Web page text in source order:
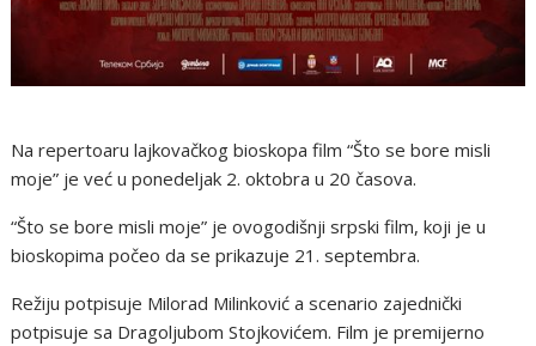
Na repertoaru lajkovačkog bioskopa film “Što se bore misli
moje” je već u ponedeljak 2. oktobra u 20 časova.
“Što se bore misli moje” je ovogodišnji srpski film, koji je u
bioskopima počeo da se prikazuje 21. septembra.
Režiju potpisuje Milorad Milinković a scenario zajednički
potpisuje sa Dragoljubom Stojkovićem. Film je premijerno